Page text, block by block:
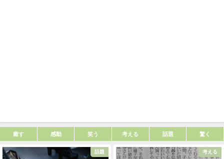
癒す 感動 笑う 考える 話題 驚く
話題 考える